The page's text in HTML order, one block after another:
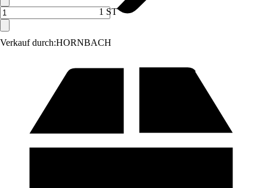
Verkauf durch:HORNBACH
1 ST